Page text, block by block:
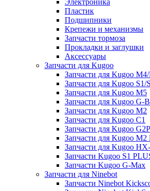
Электроника
Пластик
Подшипники
Крепежи и механизмы
Запчасти тормоза
Прокладки и заглушки
Аксессуары
Запчасти для Kugoo
Запчасти для Kugoo
Запчасти для Kugoo S1/
Запчасти для Kugoo M5
Запчасти для Kugoo G-
Запчасти для Kugoo M2
Запчасти для Kugoo C1
Запчасти для Kugoo
Запчасти для Kugoo M2
Запчасти для Kugoo
Запчасти Kugoo S1
Запчасти Kugoo G-Max
Запчасти для Ninebot
Запчасти Ninebot